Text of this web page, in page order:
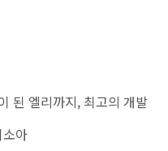
된 엘리까지, 최고의 개발
아